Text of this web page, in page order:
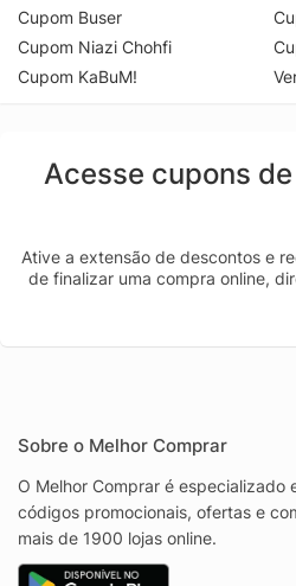
Cupom Buser
Cupom Niazi Chohfi
Cupom KaBuM!
Acesse cupons
Ative a extensão de descontos e
de finalizar uma compra online,
Sobre o Melhor Comprar
O Melhor Comprar é especializado
códigos promocionais, ofertas e
mais de 1900 lojas online.